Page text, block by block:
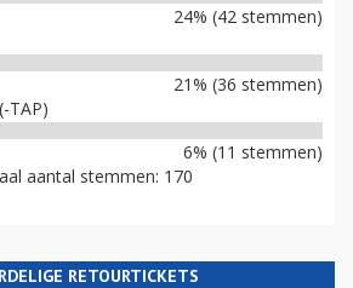
24% (42 stemmen)
21% (36 stemmen)
TAP)
6% (11 stemmen)
aantal stemmen: 170
RETOURTICKETS